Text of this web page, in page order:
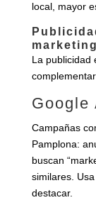
local, mayor
La publicidad
Google
Campañas
Pamplona:
buscan
similares.
destacar.